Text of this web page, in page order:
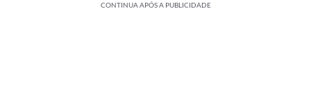
CONTINUA APÓS A PUBLICIDADE